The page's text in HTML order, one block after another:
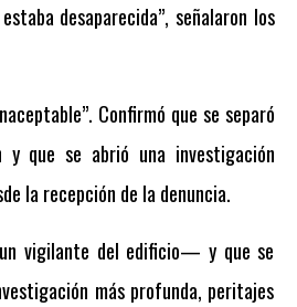
desaparecida”, señalaron los
Confirmó que se separó
que se abrió una investigación
la recepción de la denuncia.
vigilante del edificio— y que se
más profunda, peritajes